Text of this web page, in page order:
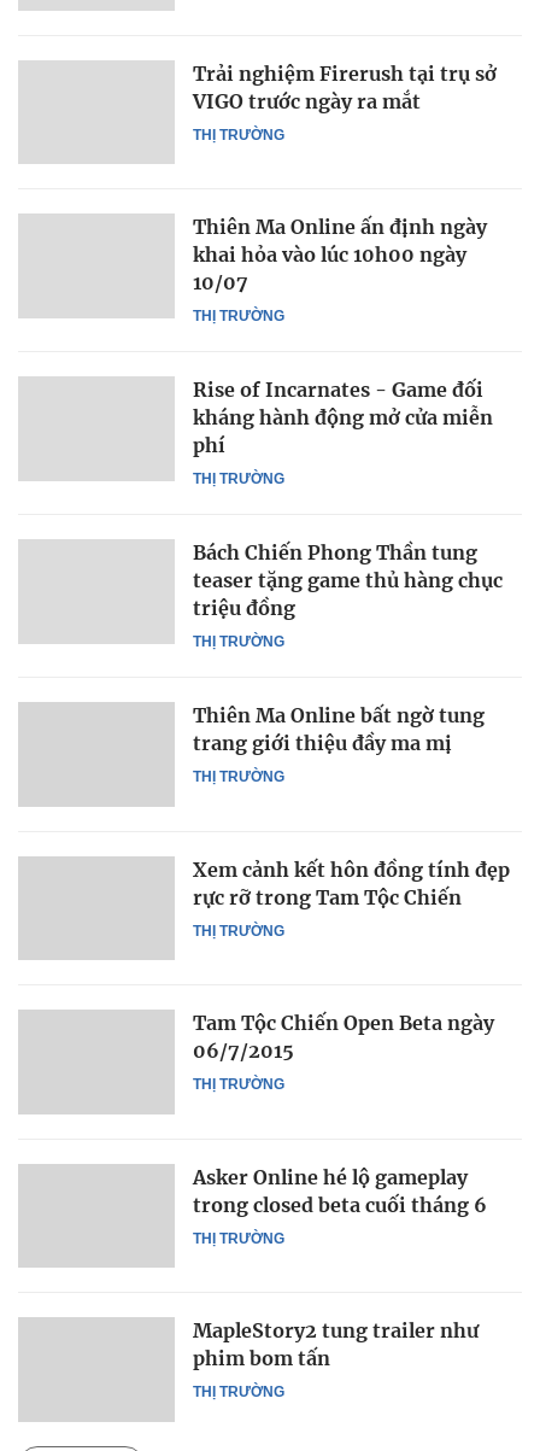
THỊ TRƯỜNG
Trải nghiệm Firerush tại trụ sở
VIGO trước ngày ra mắt
THỊ TRƯỜNG
Thiên Ma Online ấn định ngày
khai hỏa vào lúc 10h00 ngày
10/07
THỊ TRƯỜNG
Rise of Incarnates - Game đối
kháng hành động mở cửa miễn
phí
THỊ TRƯỜNG
Bách Chiến Phong Thần tung
teaser tặng game thủ hàng chục
triệu đồng
THỊ TRƯỜNG
Thiên Ma Online bất ngờ tung
trang giới thiệu đầy ma mị
THỊ TRƯỜNG
Xem cảnh kết hôn đồng tính đẹp
rực rỡ trong Tam Tộc Chiến
THỊ TRƯỜNG
Tam Tộc Chiến Open Beta ngày
06/7/2015
THỊ TRƯỜNG
Asker Online hé lộ gameplay
trong closed beta cuối tháng 6
THỊ TRƯỜNG
MapleStory2 tung trailer như
phim bom tấn